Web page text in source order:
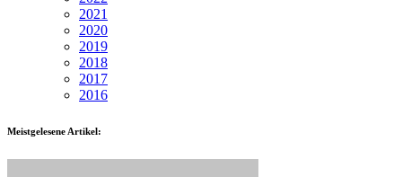
2021
2020
2019
2018
2017
2016
Meistgelesene Artikel: